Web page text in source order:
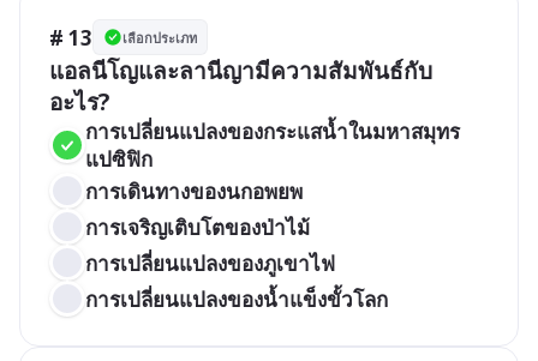
# 13 เลือกประเภท
แอลนีโญและลานีญามีความสัมพันธ์กับ
อะไร?
การเปลี่ยนแปลงของกระแสน้ำในมหาสมุทร
แปซิฟิก
การเดินทางของนกอพยพ
การเจริญเติบโตของป่าไม้
การเปลี่ยนแปลงของภูเขาไฟ
การเปลี่ยนแปลงของน้ำแข็งขั้วโลก